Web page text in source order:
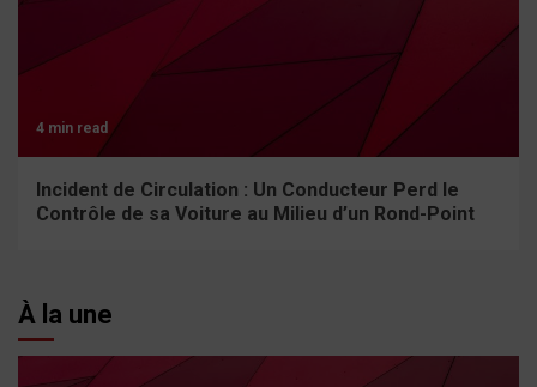
4 min read
Incident de Circulation : Un Conducteur Perd le
Contrôle de sa Voiture au Milieu d’un Rond-Point
À la une